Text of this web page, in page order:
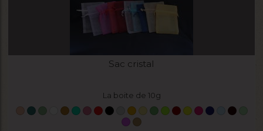
Sac cristal
La boite de 10g